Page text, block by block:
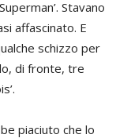
Stavano
affascinato. E
schizzo per
di fronte, tre
piaciuto che lo